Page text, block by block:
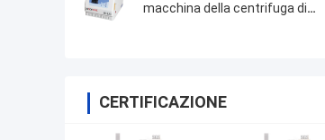
macchina della centrifuga di
CERTIFICAZIONE